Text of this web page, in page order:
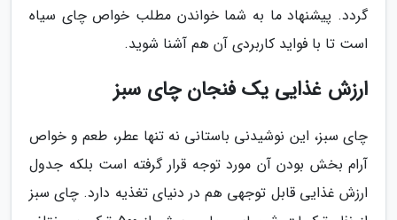
گردد. پیشنهاد ما به شما خواندن مطلب خواص چای سیاه
است تا با فواید کاربردی آن هم آشنا شوید.
ارزش غذایی یک فنجان چای سبز
چای سبز، این نوشیدنی باستانی نه تنها عطر، طعم و خواص
آرام بخش بودن آن مورد توجه قرار گرفته است بلکه جدول
ارزش غذایی قابل توجهی هم در دنیای تغذیه دارد. چای سبز